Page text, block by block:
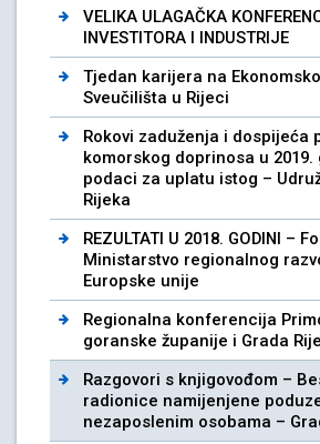
VELIKA ULAGAČKA
INVESTITORA I INDUSTRIJE
Tjedan karijera na
Sveučilišta u Rijeci
Rokovi zaduženja i dospijeća
komorskog doprinosa u 2019.
podaci za uplatu istog –
Rijeka
REZULTATI U 2018. GODINI –
Ministarstvo regionalnog
Europske unije
Regionalna konferencija
goranske županije i Grada
Razgovori s knjigovođom –
radionice namijenjene
nezaposlenim osobama –